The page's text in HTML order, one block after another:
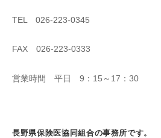
TEL 026-223-0345
FAX 026-223-0333
営業時間 平日 9：15～17：30
長野県保険医協同組合の事務所です。